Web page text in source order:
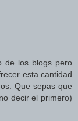
de los blogs pero
esta cantidad
Que sepas que
decir el primero)